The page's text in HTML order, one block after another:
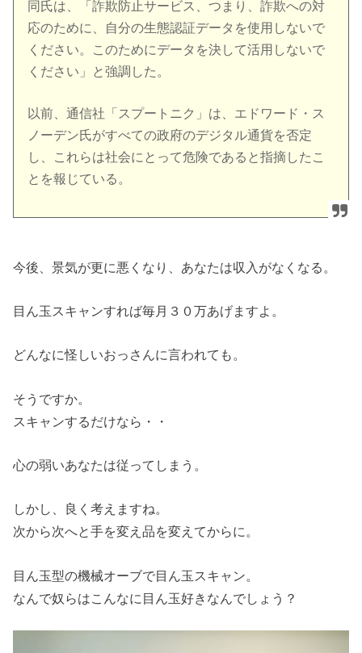
同氏は、「詐欺防止サービス、つまり、詐欺への対
応のために、自分の生態認証データを使用しないで
ください。このためにデータを決して活用しないで
ください」と強調した。
以前、通信社「スプートニク」は、エドワード・ス
ノーデン氏がすべての政府のデジタル通貨を否定
し、これらは社会にとって危険であると指摘したこ
とを報じている。
今後、景気が更に悪くなり、あなたは収入がなくなる。
目ん玉スキャンすれば毎月３０万あげますよ。
どんなに怪しいおっさんに言われても。
そうですか。
スキャンするだけなら・・
心の弱いあなたは従ってしまう。
しかし、良く考えますね。
次から次へと手を変え品を変えてからに。
目ん玉型の機械オーブで目ん玉スキャン。
なんで奴らはこんなに目ん玉好きなんでしょう？